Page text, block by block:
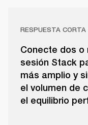
RESPUESTA CORTA
Conecte dos o
sesión Stack
más amplio y
el volumen de
el equilibrio